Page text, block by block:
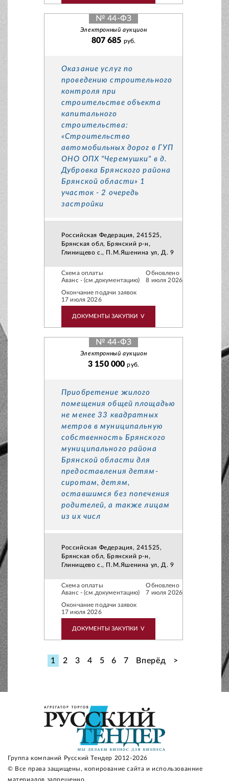
№ 44-ФЗ
Электронный аукцион
807 685 руб.
Оказание услуг по
проведению строительного
контроля при
строительстве объекта
капитального
строительства:
«Строительство
автомобильных дорог в ГУП
ОНО ОПХ "Черемушки" в д.
Дубровка Брянского района
Брянской области» 1
участок - 2 очередь
застройки
Российская Федерация, 241525,
Брянская обл, Брянский р-н,
Глинищево с., П.М.Яшенина ул, Д. 9
Схема оплаты
Аванс - (см.документацию)
Обновлено
8 июля 2026
Окончание подачи заявок
17 июля 2026
ДОКУМЕНТЫ ЗАКУПКИ V
№ 44-ФЗ
Электронный аукцион
3 150 000руб.
Приобретение жилого
помещения общей площадью
не менее 33 квадратных
метров в муниципальную
собственность Брянского
муниципального района
Брянской области для
предоставления детям-
сиротам, детям,
оставшимся без попечения
родителей, а также лицам
из их числ
Российская Федерация, 241525,
Брянская обл, Брянский р-н,
Глинищево с., П.М.Яшенина ул, Д. 9
Схема оплаты
Аванс - (см.документацию)
Обновлено
7 июля 2026
Окончание подачи заявок
17 июля 2026
ДОКУМЕНТЫ ЗАКУПКИ V
1 2 3 4 5 6 7 Вперёд >
Группа компаний Русский Тендер 2012-2026
© Все права защищены, копирование сайта и использованние
материалов запрещенно.